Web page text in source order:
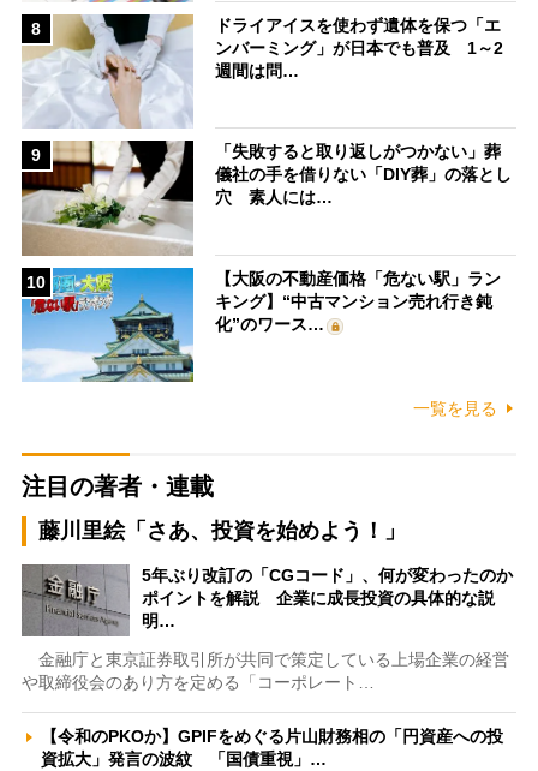
8
ドライアイスを使わず遺体を保つ「エ
ンバーミング」が日本でも普及 1～2
週間は問…
9
「失敗すると取り返しがつかない」葬
儀社の手を借りない「DIY葬」の落とし
穴 素人には…
10
【大阪の不動産価格「危ない駅」ラン
キング】“中古マンション売れ行き鈍
化”のワース…
一覧を見る
注目の著者・連載
藤川里絵「さあ、投資を始めよう！」
5年ぶり改訂の「CGコード」、何が変わったのか
ポイントを解説 企業に成長投資の具体的な説
明…
金融庁と東京証券取引所が共同で策定している上場企業の経営
や取締役会のあり方を定める「コーポレート…
【令和のPKOか】GPIFをめぐる片山財務相の「円資産への投
資拡大」発言の波紋 「国債重視」…